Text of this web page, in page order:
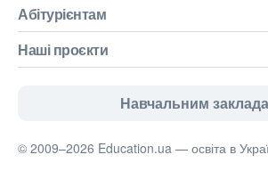
Абітурієнтам
Наші проєкти
Навчальним
© 2009–2026 Education.ua — освіта в